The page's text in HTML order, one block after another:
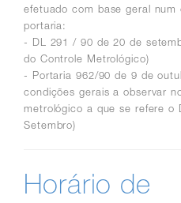
efetuado com base geral
portaria:
- DL 291 / 90 de 20 de s
do Controle Metrológico)
- Portaria 962/90 de 9 de o
condições gerais a observar
metrológico a que se refere o
Setembro)
Horário de